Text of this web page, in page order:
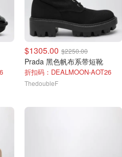
$1305.00 $2250.00
Prada 黑色帆布系带短靴
折扣码：DEALMOON-AOT26
ThedoubleF